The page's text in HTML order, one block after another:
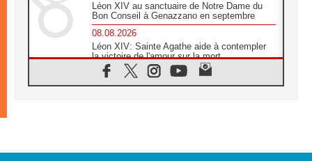
Léon XIV au sanctuaire de Notre Dame du
Bon Conseil à Genazzano en septembre
08.08.2026
Léon XIV: Sainte Agathe aide à contempler
la victoire de l'amour sur la mort
08.08.2026
«Relancer l'empathie», le projet Triennal d'art
08.08.2026